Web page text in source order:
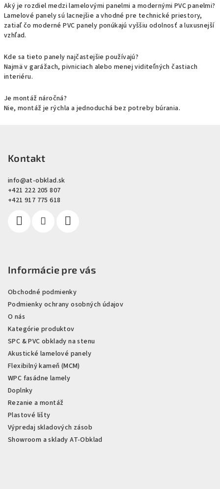
Aký je rozdiel medzi lamelovými panelmi a modernými PVC panelmi?
Lamelové panely sú lacnejšie a vhodné pre technické priestory,
zatiaľ čo moderné PVC panely ponúkajú vyššiu odolnosť a luxusnejší
vzhľad.
Kde sa tieto panely najčastejšie používajú?
Najmä v garážach, pivniciach alebo menej viditeľných častiach
interiéru.
Je montáž náročná?
Nie, montáž je rýchla a jednoduchá bez potreby búrania.
Kontakt
info@at-obklad.sk
+421 222 205 807
+421 917 775 618
Informácie pre vás
Obchodné podmienky
Podmienky ochrany osobných údajov
O nás
Kategórie produktov
SPC & PVC obklady na stenu
Akustické lamelové panely
Flexibilný kameň (MCM)
WPC fasádne lamely
Doplnky
Rezanie a montáž
Plastové lišty
Výpredaj skladových zásob
Showroom a sklady AT-Obklad